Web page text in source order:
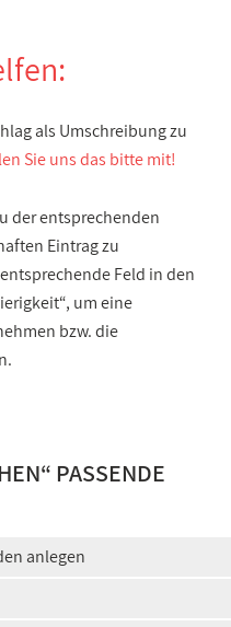
als Umschreibung zu
Sie uns das bitte mit!
der entsprechenden
Eintrag zu
Feld in den
um eine
bzw. die
PASSENDE
anlegen